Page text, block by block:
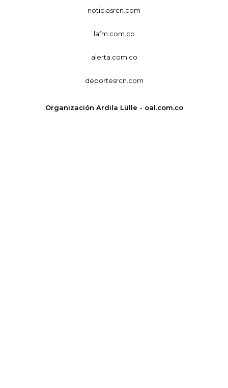
noticiasrcn.com
lafm.com.co
alerta.com.co
deportesrcn.com
Organización Ardila Lülle - oal.com.co